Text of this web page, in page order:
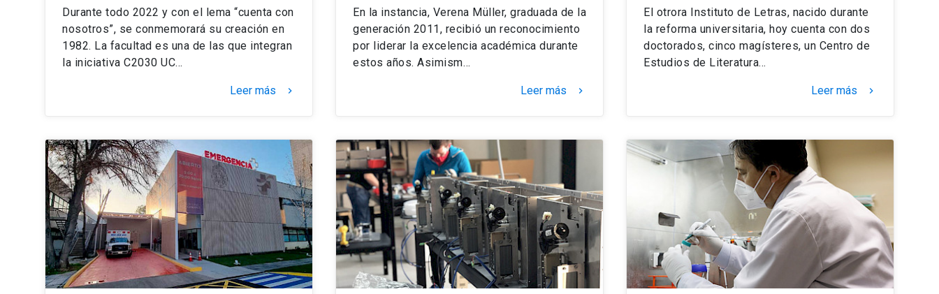
Durante todo 2022 y con el lema “cuenta con
nosotros”, se conmemorará su creación en
1982. La facultad es una de las que integran
la iniciativa C2030 UC…
Leer más keyboard_arrow_right
En la instancia, Verena Müller, graduada de la
generación 2011, recibió un reconocimiento
por liderar la excelencia académica durante
estos años. Asimism…
Leer más keyboard_arrow_right
El otrora Instituto de Letras, nacido durante
la reforma universitaria, hoy cuenta con dos
doctorados, cinco magísteres, un Centro de
Estudios de Literatura…
Leer más keyboard_arrow_right